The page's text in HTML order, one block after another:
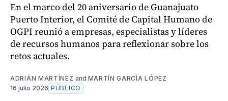
En el marco del 20 aniversario de Guanajuato
Puerto Interior, el Comité de Capital Humano de
OGPI reunió a empresas, especialistas y líderes
de recursos humanos para reflexionar sobre los
retos actuales.
ADRIÁN MARTÍNEZ and MARTÍN GARCÍA LÓPEZ
16 julio 2026 PÚBLICO